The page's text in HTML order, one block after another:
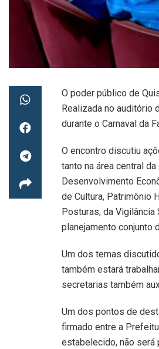
O poder público de
Realizada no auditório
durante o Carnaval da
O encontro discutiu
tanto na área central
Desenvolvimento
de Cultura, Patrimônio
Posturas; da
planejamento conjunto
Um dos temas
também estará
secretarias também
Um dos pontos de
firmado entre a
estabelecido, não será